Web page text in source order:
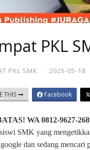
PKL
PKL SMK · 2025-05-18
THIS Facebook
WA 0812-9627-
SMK yang
dan sedang mencari